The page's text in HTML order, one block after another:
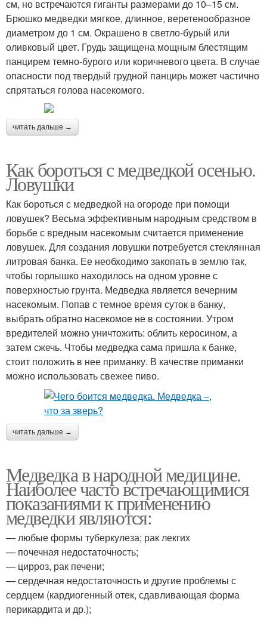
см, но встречаются гиганты размерами до 10–15 см.
Брюшко медведки мягкое, длинное, веретенообразное
диаметром до 1 см. Окрашено в светло-бурый или
оливковый цвет. Грудь защищена мощным блестящим
панцирем темно-бурого или коричневого цвета. В случае
опасности под твердый грудной панцирь может частично
спрятаться голова насекомого.
читать дальше →
Как бороться с медведкой осенью.
Ловушки
Как бороться с медведкой на огороде при помощи
ловушек? Весьма эффективным народным средством в
борьбе с вредным насекомым считается применение
ловушек. Для создания ловушки потребуется стеклянная
литровая банка. Ее необходимо закопать в землю так,
чтобы горлышко находилось на одном уровне с
поверхностью грунта. Медведка является вечерним
насекомым. Попав с темное время суток в банку,
выбрать обратно насекомое не в состоянии. Утром
вредителей можно уничтожить: облить керосином, а
затем сжечь. Чтобы медведка сама пришла к банке,
стоит положить в нее приманку. В качестве приманки
можно использовать свежее пиво.
читать дальше →
Медведка в народной медицине.
Наиболее часто встречающимися
показаниями к применению
медведки являются:
— любые формы туберкулеза; рак лекгих
— почечная недостаточность;
— цирроз, рак печени;
— сердечная недостаточность и другие проблемы с
сердцем (кардиогенный отек, сдавливающая форма
перикардита и др.);